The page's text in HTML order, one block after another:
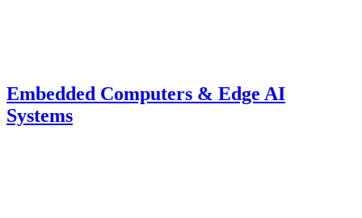
Embedded Computers & Edge AI
Systems